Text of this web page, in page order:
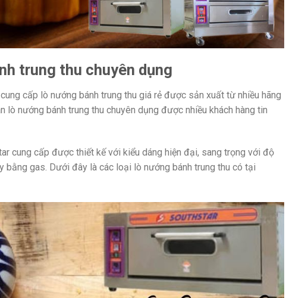
trung thu chuyên dụng
cấp lò nướng bánh trung thu giá rẻ được sản xuất từ nhiều hãng
lò nướng bánh trung thu chuyên dụng được nhiều khách hàng tin
cung cấp được thiết kế với kiểu dáng hiện đại, sang trọng với độ
bằng gas. Dưới đây là các loại lò nướng bánh trung thu có tại